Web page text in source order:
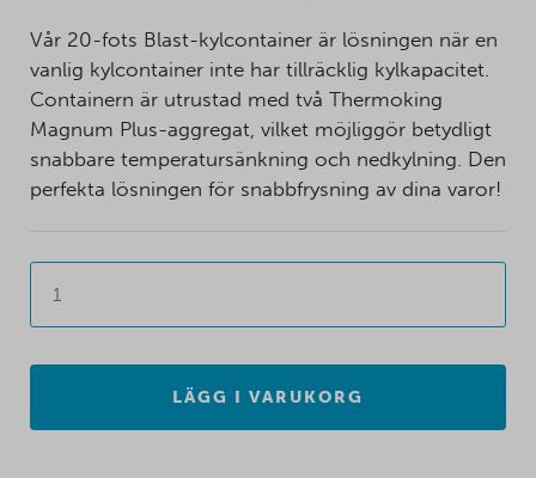
Vår 20-fots Blast-kylcontainer är lösningen när en
vanlig kylcontainer inte har tillräcklig kylkapacitet.
Containern är utrustad med två Thermoking
Magnum Plus-aggregat, vilket möjliggör betydligt
snabbare temperatursänkning och nedkylning. Den
perfekta lösningen för snabbfrysning av dina varor!
LÄGG I VARUKORG